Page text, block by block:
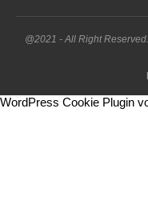
@2021 - All Right
WordPress Cookie Plugin